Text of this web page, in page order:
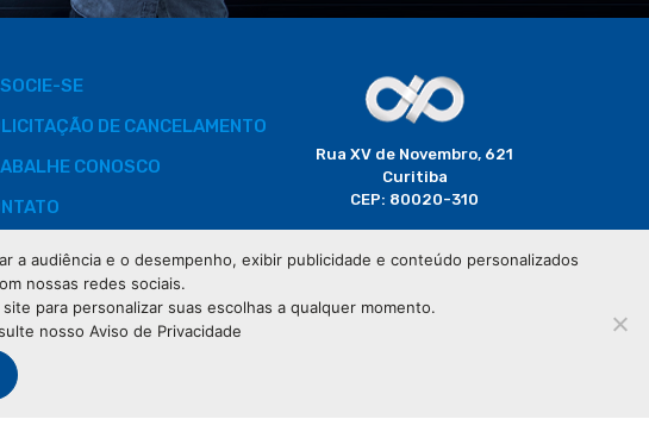
SE
DE CANCELAMENTO
CONOSCO
JUDICIAIS
Rua XV de Novembro, 621
Curitiba
CEP: 80020-310
(41) 3320-2929
a audiência e o desempenho, exibir publicidade e conteúdo personalizados
nossas redes sociais.
para personalizar suas escolhas a qualquer momento.
nosso Aviso de Privacidade